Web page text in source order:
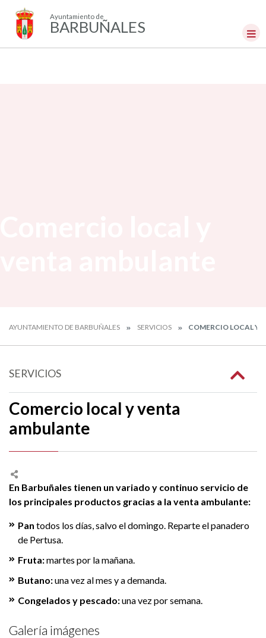
Ayuntamiento de
BARBUÑALES
AYUNTAMIENTO DE BARBUÑALES SERVICIOS COMERCIO LOCAL Y
SERVICIOS
Comercio local y venta
ambulante
En Barbuñales tienen un variado y continuo servicio de
los principales productos gracias a la venta ambulante:
Pan todos los días, salvo el domingo. Reparte el panadero
de Pertusa.
Fruta:martes por la mañana.
Butano:una vez al mes y a demanda.
Congelados y pescado:una vez por semana.
Galería imágenes